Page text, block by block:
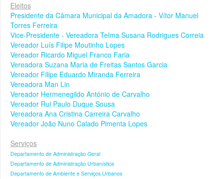
Eleitos
Presidente da Câmara Municipal da Amadora - Vítor Manuel
Torres Ferreira
Vice-Presidente - Vereadora Telma Susana Rodrigues Correia
Vereador Luís Filipe Moutinho Lopes
Vereador Ricardo Miguel Franco Faria
Vereadora Suzana Maria de Freitas Santos Garcia
Vereador Filipe Eduardo Miranda Ferreira
Vereadora Man Lin
Vereador Hermenegildo António de Carvalho
Vereador Rui Paulo Duque Sousa
Vereadora Ana Cristina Carreira Carvalho
Vereador João Nuno Calado Pimenta Lopes
Serviços
Departamento de Administração Geral
Departamento de Administração Urbanística
Departamento de Ambiente e Serviços Urbanos